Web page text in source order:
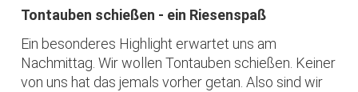
Tontauben schießen - ein Riesenspaß
Ein besonderes Highlight erwartet uns am
Nachmittag. Wir wollen Tontauben schießen. Keiner
von uns hat das jemals vorher getan. Also sind wir